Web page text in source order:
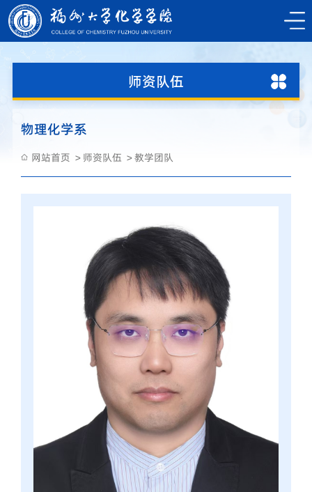
师资队伍
物理化学系
网站首页 师资队伍 教学团队